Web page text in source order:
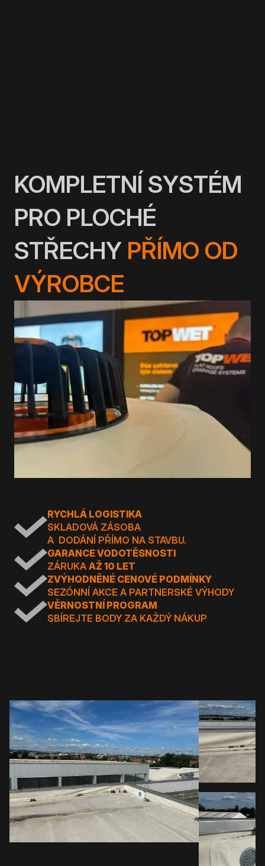
KOMPLETNÍ SYSTÉM
PRO PLOCHÉ
STŘECHY PŘÍMO OD
VÝROBCE
RYCHLÁ LOGISTIKA
SKLADOVÁ ZÁSOBA
A DODÁNÍ PŘÍMO NA STAVBU.
GARANCE VODOTĚSNOSTI
ZÁRUKA AŽ 10 LET
ZVÝHODNĚNÉ CENOVÉ PODMÍNKY
SEZÓNNÍ AKCE A PARTNERSKÉ VÝHODY
VĚRNOSTNÍ PROGRAM
SBÍREJTE BODY ZA KAŽDÝ NÁKUP